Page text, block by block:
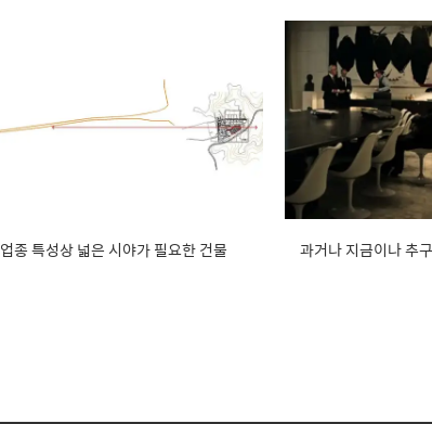
업종 특성상 넓은 시야가 필요한 건물 과거나 지금이나 추